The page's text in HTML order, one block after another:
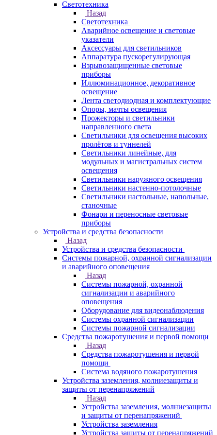
Светотехника
Назад
Светотехника
Аварийное освещение и световые
указатели
Аксессуары для светильников
Аппаратура пускорегулирующая
Взрывозащищенные световые
приборы
Иллюминационное, декоративное
освещение
Лента светодиодная и комплектующие
Опоры, мачты освещения
Прожекторы и светильники
направленного света
Светильники для освещения высоких
пролётов и туннелей
Светильники линейные, для
модульных и магистральных систем
освещения
Светильники наружного освещения
Светильники настенно-потолочные
Светильники настольные, напольные,
станочные
Фонари и переносные световые
приборы
Устройства и средства безопасности
Назад
Устройства и средства безопасности
Системы пожарной, охранной сигнализации
и аварийного оповещения
Назад
Системы пожарной, охранной
сигнализации и аварийного
оповещения
Оборудование для видеонаблюдения
Системы охранной сигнализации
Системы пожарной сигнализации
Средства пожаротушения и первой помощи
Назад
Средства пожаротушения и первой
помощи
Система водяного пожаротушения
Устройства заземления, молниезащиты и
защиты от перенапряжений
Назад
Устройства заземления, молниезащиты
и защиты от перенапряжений
Устройства заземления
Устройства защиты от перенапряжений